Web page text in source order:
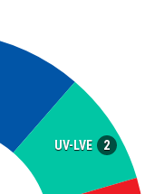
UV-LVE 2